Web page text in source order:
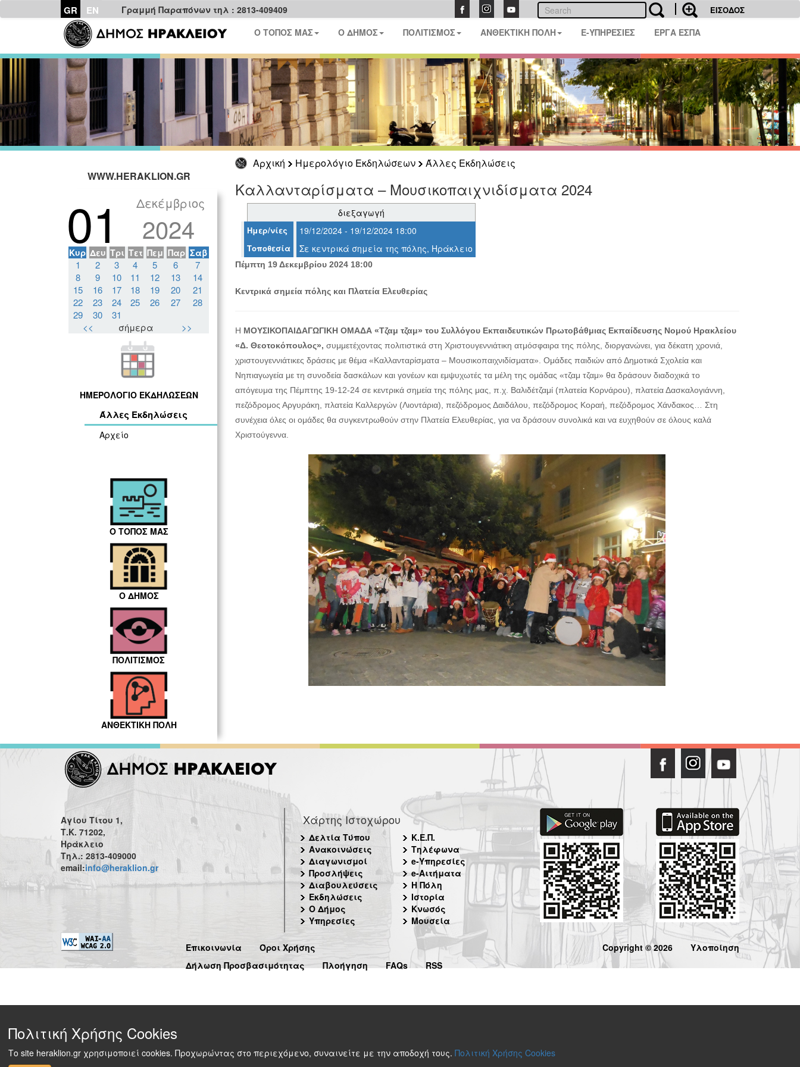
GR EN Γραμμή Παραπόνων τηλ : 2813-409409 ΕΙΣΟΔΟΣ
Ο ΤΟΠΟΣ ΜΑΣ Ο ΔΗΜΟΣ ΠΟΛΙΤΙΣΜΟΣ ΑΝΘΕΚΤΙΚΗ ΠΟΛΗ E-ΥΠΗΡΕΣΙΕΣ ΕΡΓΑ ΕΣΠΑ
Αρχική Ημερολόγιο Εκδηλώσεων
Άλλες Εκδηλώσεις
WWW.HERAKLION.GR
01 Δεκέμβριος
2024
Κυρ Δευ Τρι Τετ Πεμ Παρ Σαβ
1 2 3 4 5 6
7
8
9 10 11 12 13
14
15
16 17 18 19 20
21
22
23 24 25 26 27
28
29
30
31
<<
σήμερα >>
ΗΜΕΡΟΛΟΓΙΟ ΕΚΔΗΛΩΣΕΩΝ
Άλλες Εκδηλώσεις
Αρχείο
Ο ΤΟΠΟΣ ΜΑΣ
Ο ΔΗΜΟΣ
ΠΟΛΙΤΙΣΜΟΣ
ΑΝΘΕΚΤΙΚΗ ΠΟΛΗ
Καλλανταρίσματα – Μουσικοπαιχνιδίσματα 2024
διεξαγωγή
Ημερ/νίες 19/12/2024 - 19/12/2024 18:00
Τοποθεσία Σε κεντρικά σημεία της πόλης, Ηράκλειο
Πέμπτη 19 Δεκεμβρίου 2024 18:00
Κεντρικά σημεία πόλης και Πλατεία Ελευθερίας
Η ΜΟΥΣΙΚΟΠΑΙΔΑΓΩΓΙΚΗ ΟΜΑΔΑ «Τζαμ τζαμ» του Συλλόγου Εκπαιδευτικών Πρωτοβάθμιας Εκπαίδευσης Νομού Ηρακλείου
«Δ. Θεοτοκόπουλος», συμμετέχοντας πολιτιστικά στη Χριστουγεννιάτικη ατμόσφαιρα της πόλης, διοργανώνει, για δέκατη χρονιά,
χριστουγεννιάτικες δράσεις με θέμα «Καλλανταρίσματα – Μουσικοπαιχνιδίσματα». Ομάδες παιδιών από Δημοτικά Σχολεία και
Νηπιαγωγεία με τη συνοδεία δασκάλων και γονέων και εμψυχωτές τα μέλη της ομάδας «τζαμ τζαμ» θα δράσουν διαδοχικά το
απόγευμα της Πέμπτης 19-12-24 σε κεντρικά σημεία της πόλης μας, π.χ. Βαλιδέτζαμί (πλατεία Κορνάρου), πλατεία Δασκαλογιάννη,
πεζόδρομος Αργυράκη, πλατεία Καλλεργών (Λιοντάρια), πεζόδρομος Δαιδάλου, πεζόδρομος Κοραή, πεζόδρομος Χάνδακος… Στη
συνέχεια όλες οι ομάδες θα συγκεντρωθούν στην Πλατεία Ελευθερίας, για να δράσουν συνολικά και να ευχηθούν σε όλους καλά
Χριστούγεννα.
Αγίου Τίτου 1,
Τ.Κ. 71202,
Ηράκλειο
Τηλ.: 2813-409000
email:info@heraklion.gr
Χάρτης Ιστοχώρου
Δελτία Τύπου
Ανακοινώσεις
Διαγωνισμοί
Προσλήψεις
Διαβουλεύσεις
Εκδηλώσεις
Ο Δήμος
Υπηρεσίες
Κ.Ε.Π.
Τηλέφωνα
e-Υπηρεσίες
e-Αιτήματα
Η Πόλη
Ιστορία
Κνωσός
Μουσεία
Επικοινωνία
Όροι Χρήσης
Δήλωση Προσβασιμότητας
Πλοήγηση FAQs RSS
Copyright © 2026 Υλοποίηση
Πολιτική Χρήσης Cookies
Το site heraklion.gr χρησιμοποιεί cookies. Προχωρώντας στο περιεχόμενο, συναινείτε με την αποδοχή τους. Πολιτική Χρήσης Cookies